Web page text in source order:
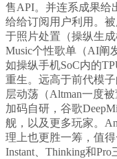
售API。并连系成果给
给给订阅用户利用。
于照片处置（操纵生
Music个性歌单（AI阐
如操纵手机SoC内的
重生。远高于前代模
层动荡（Altman一度
加码自研，谷歌
舰，以及更多玩家。
理上也更胜一筹，值
Instant、Thinking和